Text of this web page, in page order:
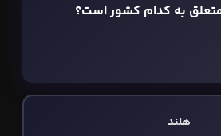
به کدام کشور است؟
هلند